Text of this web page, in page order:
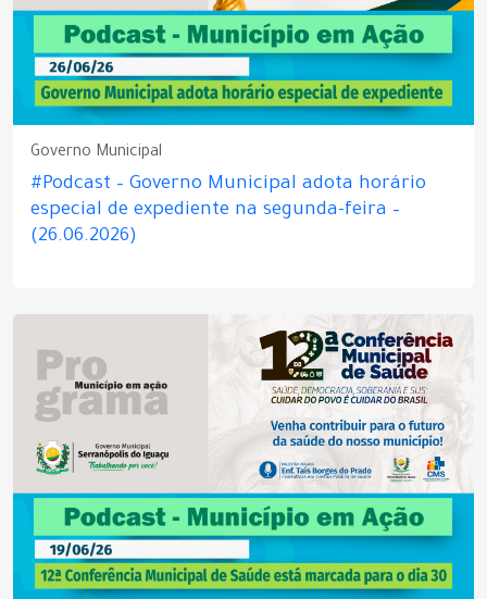
Governo Municipal
#Podcast – Governo Municipal adota horário
especial de expediente na segunda-feira –
(26.06.2026)